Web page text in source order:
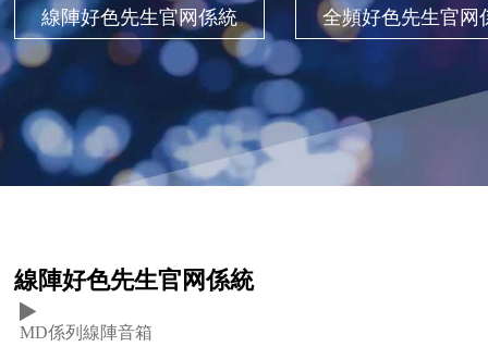
線陣好色先生官网係統 全頻好色先生官网
線陣好色先生官网係統
MD係列線陣音箱